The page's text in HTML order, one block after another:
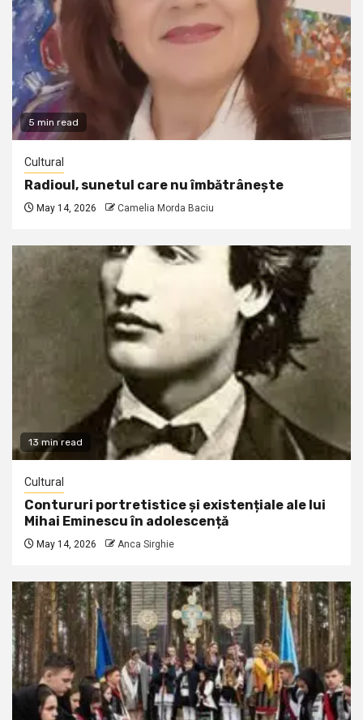
5 min read
Cultural
Radioul, sunetul care nu îmbătrânește
May 14, 2026 Camelia Morda Baciu
13 min read
Cultural
Contururi portretistice și existențiale ale lui
Mihai Eminescu în adolescență
May 14, 2026 Anca Sirghie